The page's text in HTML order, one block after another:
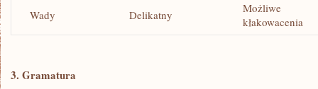
Wady Delikatny
Możliwe
kłakowacenia
3. Gramatura